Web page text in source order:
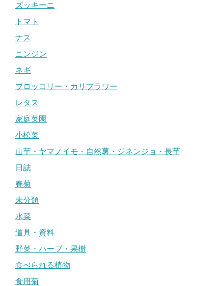
ズッキーニ
トマト
ナス
ニンジン
ネギ
ブロッコリー・カリフラワー
レタス
家庭菜園
小松菜
山芋・ヤマノイモ・自然薯・ジネンジョ・長芋
日誌
春菊
未分類
水菜
道具・資料
野菜・ハーブ・果樹
食べられる植物
食用菊